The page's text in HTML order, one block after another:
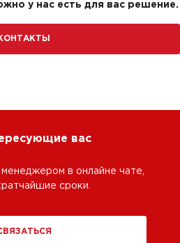
у нас есть для вас решение.
вас
в онлайне чате,
сроки.